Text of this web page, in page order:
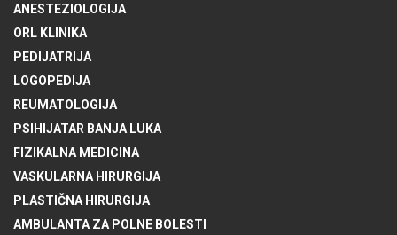
ANESTEZIOLOGIJA
ORL KLINIKA
PEDIJATRIJA
LOGOPEDIJA
REUMATOLOGIJA
PSIHIJATAR BANJA LUKA
FIZIKALNA MEDICINA
VASKULARNA HIRURGIJA
PLASTIČNA HIRURGIJA
AMBULANTA ZA POLNE BOLESTI